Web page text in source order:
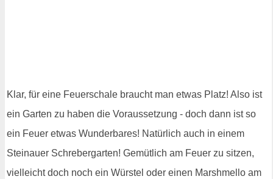
Klar, für eine Feuerschale braucht man etwas Platz! Also ist
ein Garten zu haben die Voraussetzung - doch dann ist so
ein Feuer etwas Wunderbares! Natürlich auch in einem
Steinauer Schrebergarten! Gemütlich am Feuer zu sitzen,
vielleicht doch noch ein Würstel oder einen Marshmello am